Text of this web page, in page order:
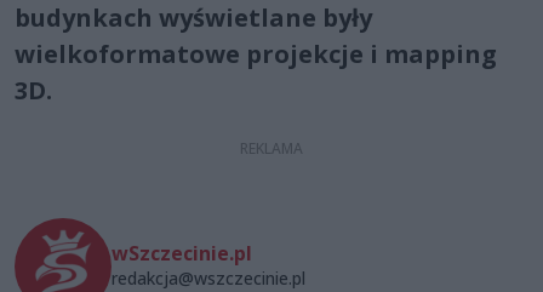
budynkach wyświetlane były
wielkoformatowe projekcje i mapping
3D.
wSzczecinie.pl
redakcja@wszczecinie.pl